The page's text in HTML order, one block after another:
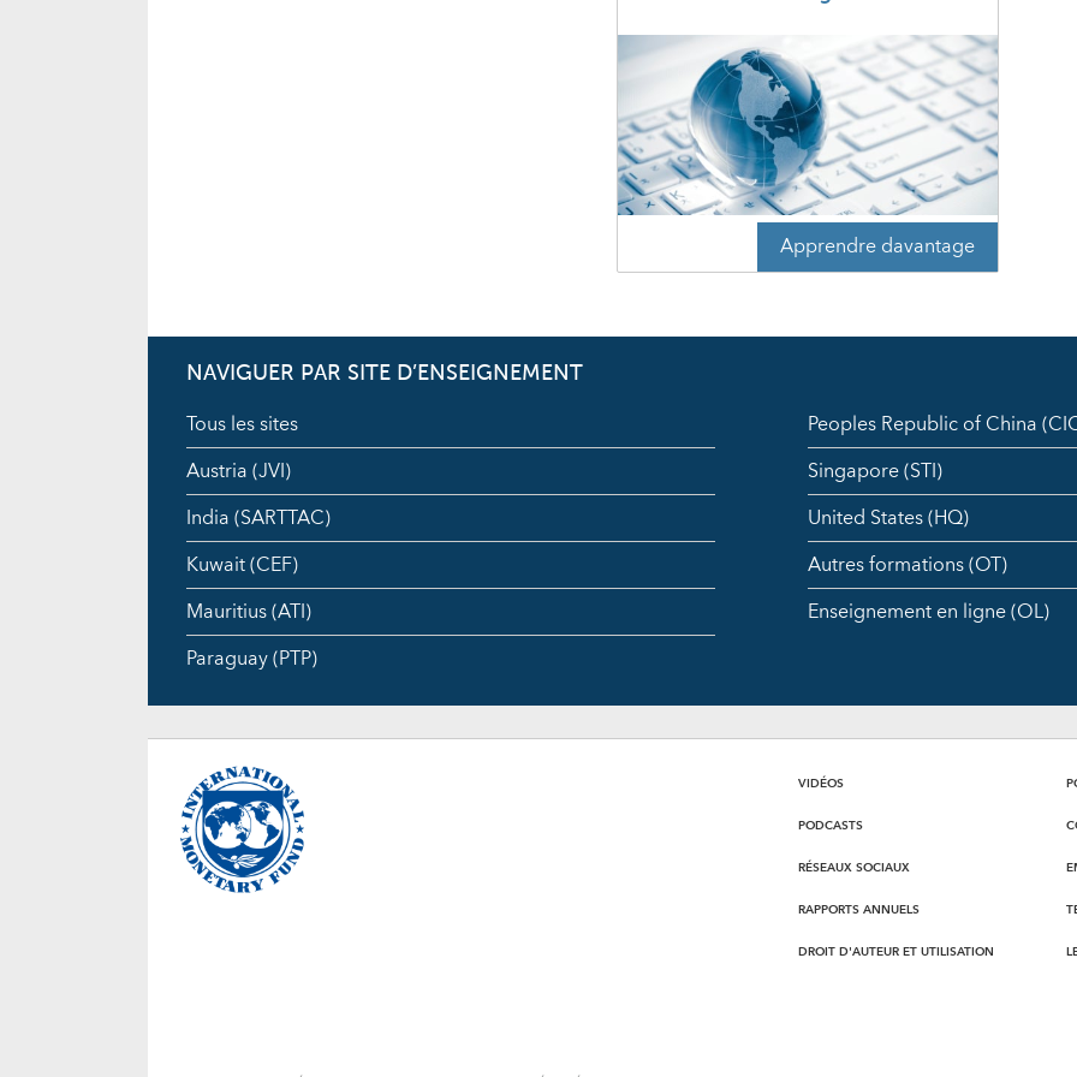
Apprendre davantage
NAVIGUER PAR SITE D’ENSEIGNEMENT
Tous les sites
Austria (JVI)
India (SARTTAC)
Kuwait (CEF)
Mauritius (ATI)
Paraguay (PTP)
Peoples Republic of China
Singapore (STI)
United States (HQ)
Autres formations (OT)
Enseignement en ligne (OL)
VIDÉOS
PODCASTS
RÉSEAUX SOCIAUX
RAPPORTS ANNUELS
DROIT D'AUTEUR ET UTILISATION